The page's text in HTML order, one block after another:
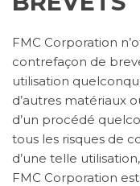
FMC Corporation
contrefaçon de
utilisation
d’autres matériaux
d’un procédé
tous les risques de
d’une telle
FMC Corporation